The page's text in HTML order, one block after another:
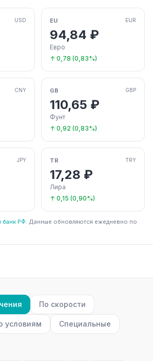
USD EU EUR
94,84 ₽
Евро
↑ 0,78 (0,83%)
CNY GB GBP
110,65 ₽
Фунт
↑ 0,92 (0,83%)
JPY TR TRY
17,28 ₽
Лира
↑ 0,15 (0,90%)
банк РФ. Данные обновляются ежедневно по
По скорости
условиям Специальные